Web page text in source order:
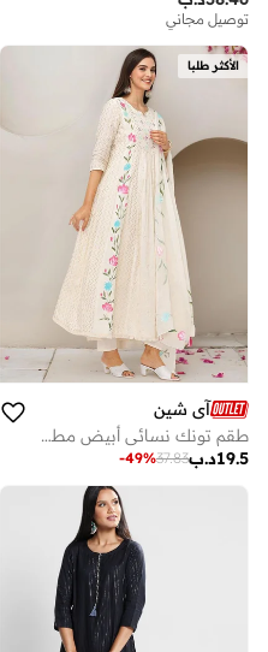
توصيل مجاني
الأكثر طلبا
آي شين
طقم تونك نسائي أبيض مطرز % قطن طويل بقصة مستقيمة كاجوال
د.ب19.5
37.83
-49%